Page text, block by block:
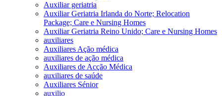
Auxiliar geriatria
Auxiliar Geriatria Irlanda do Norte; Relocation
Package; Care e Nursing Homes
Auxiliar Geriatria Reino Unido; Care e Nursing Homes
auxiliares
Auxiliares Ação médica
auxiliares de ação médica
Auxiliares de Acção Médica
auxiliares de saúde
Auxiliares Sénior
auxilio